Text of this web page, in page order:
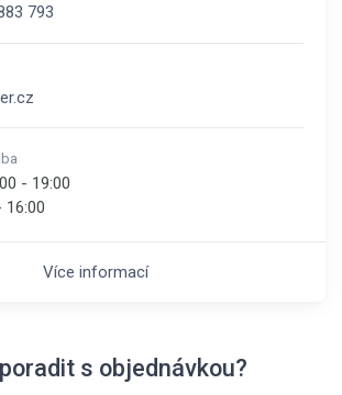
793
- 19:00
16:00
Více informací
s objednávkou?